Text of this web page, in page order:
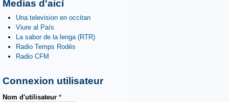
Medias d'aicí
Una television en occitan
Viure al País
La sabor de la lenga (RTR)
Radio Temps Rodés
Radio CFM
Connexion utilisateur
Nom d'utilisateur *